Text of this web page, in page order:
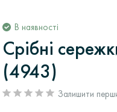
В наявності
Срібні
(4943)
Залишити